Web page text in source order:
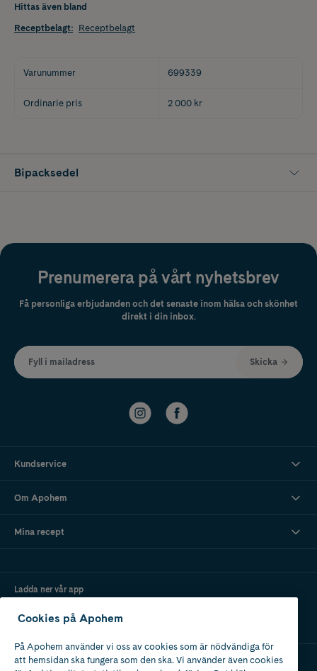
Hittas även bland
Receptbelagt: Receptbelagt
Varunummer 699339
Ordinarie pris 2 000 kr
Bipacksedel
Prenumerera på vårt nyhetsbrev
Få personliga erbjudanden och det senaste inom hälsa och skönhet
direkt i din inbox.
Fyll i mailadress Skicka
Kundservice
Om Apohem
Mina recept
Ladda ner vår app
Cookies på Apohem
På Apohem använder vi oss av cookies som är nödvändiga för
att hemsidan ska fungera som den ska. Vi använder även cookies